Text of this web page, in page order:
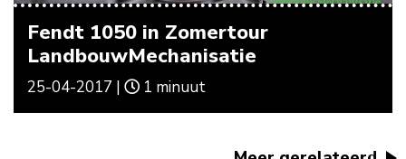
Fendt 1050 in Zomertour
LandbouwMechanisatie
25-04-2017 | 1 minuut